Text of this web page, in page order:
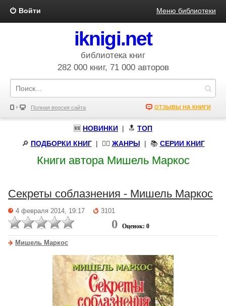
Войти Меню библиотеки
iknigi.net
библиотека книг
282 000 книг, 71 000 авторов
Полная версия сайта ОТЗЫВЫ НА КНИГИ
🆕 НОВИНКИ | 🔝 ТОП
🔎 ПОДБОРКИ КНИГ| 🧝‍♀️ ЖАНРЫ | 📚 СЕРИИ КНИГ
Книги автора Мишель Маркос
Секреты соблазнения - Мишель Маркос
4 февраля 2014, 19:17 3101
0 Оценок: 0
Мишель Маркос